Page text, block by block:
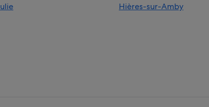
Crémieu hoteles
Hières-sur-Amby